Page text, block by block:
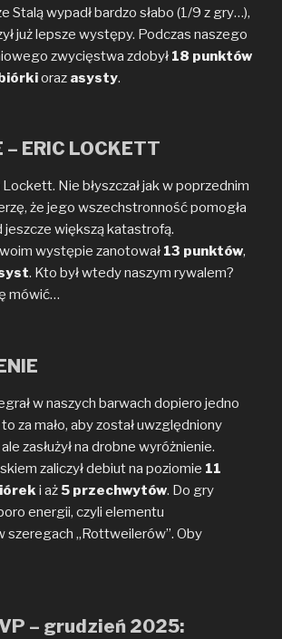
Stalą wypadł bardzo słabo (1/9 z gry…),
już lepsze występy. Podczas naszego
zwycięstwa zdobył 18 punktów
oraz asysty.
– ERIC LOCKETT
Nie błyszczał jak w poprzednim
że jego wszechstronność pomogła
jeszcze większą katastrofą.
występie zanotował 13 punktów,
. Kto był wtedy naszym rywalem?
mówić…
w naszych barwach dopiero jedno
za mało, aby został uwzględniony
zasłużył na drobne wyróżnienie.
zaliczył debiut na poziomie 11
i aż5 przechwytów. Do gry
energii, czyli elementu
„Rottweilerów”. Oby
– grudzień 2025: